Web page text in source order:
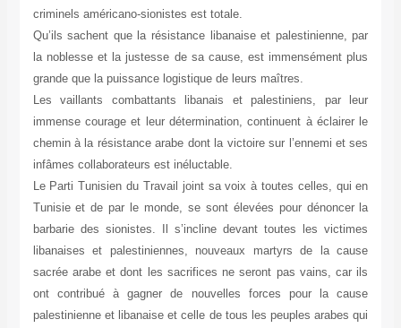
criminels américano-sionistes est totale.
Qu’ils sachent que la résistance libanaise et palestinienne, par
la noblesse et la justesse de sa cause, est immensément plus
grande que la puissance logistique de leurs maîtres.
Les vaillants combattants libanais et palestiniens, par leur
immense courage et leur détermination, continuent à éclairer le
chemin à la résistance arabe dont la victoire sur l’ennemi et ses
infâmes collaborateurs est inéluctable.
Le Parti Tunisien du Travail joint sa voix à toutes celles, qui en
Tunisie et de par le monde, se sont élevées pour dénoncer la
barbarie des sionistes. Il s’incline devant toutes les victimes
libanaises et palestiniennes, nouveaux martyrs de la cause
sacrée arabe et dont les sacrifices ne seront pas vains, car ils
ont contribué à gagner de nouvelles forces pour la cause
palestinienne et libanaise et celle de tous les peuples arabes qui